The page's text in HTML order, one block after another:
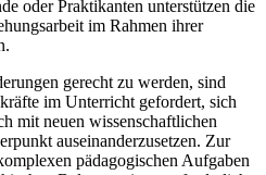
oder Praktikanten unterstützen die
im Rahmen ihrer
gerecht zu werden, sind
im Unterricht gefordert, sich
mit neuen wissenschaftlichen
auseinanderzusetzen. Zur
pädagogischen Aufgaben